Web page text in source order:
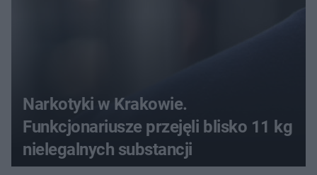
Narkotyki w Krakowie.
Funkcjonariusze przejęli blisko 11 kg
nielegalnych substancji